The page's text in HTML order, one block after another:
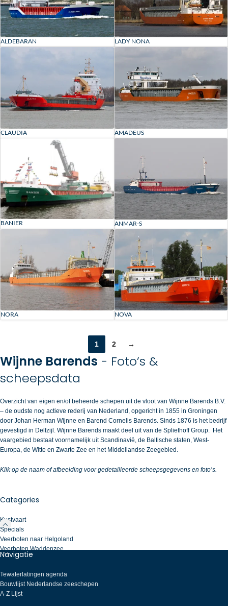
Categories
Kustvaart
Specials
Veerboten naar Helgoland
Veerboten Waddenzee
ALDEBARAN LADY NONA
CLAUDIA AMADEUS
BANIER ANMAR-S
NORA NOVA
1 2 →
Wijnne Barends - Foto’s &
scheepsdata
Overzicht van eigen en/of beheerde schepen uit de vloot van Wijnne Barends B.V.
– de oudste nog actieve rederij van Nederland, opgericht in 1855 in Groningen
door Johan Herman Wijnne en Barend Cornelis Barends. Sinds 1876 is het bedrijf
gevestigd in Delfzijl. Wijnne Barends maakt deel uit van de Spliethoff Group. Het
vaargebied bestaat voornamelijk uit Scandinavië, de Baltische staten, West-
Europa, de Witte en Zwarte Zee en het Middellandse Zeegebied.
Klik op de naam of afbeelding voor gedetailleerde scheepsgegevens en foto’s.
Navigatie
Tewaterlatingen agenda
Bouwlijst Nederlandse zeeschepen
A-Z Lijst